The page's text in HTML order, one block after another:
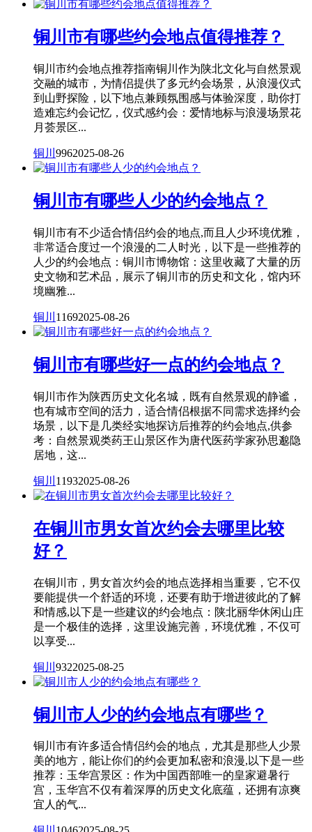
铜川市有哪些约会地点值得推荐？
铜川市约会地点推荐指南铜川作为陕北文化与自然景观
交融的城市，为情侣提供了多元约会场景，从浪漫仪式
到山野探险，以下地点兼顾氛围感与体验深度，助你打
造难忘约会记忆，仪式感约会：爱情地标与浪漫场景花
月荟景区...
铜川 9962025-08-26
铜川市有哪些人少的约会地点？
铜川市有不少适合情侣约会的地点,而且人少环境优雅，
非常适合度过一个浪漫的二人时光，以下是一些推荐的
人少的约会地点：铜川市博物馆：这里收藏了大量的历
史文物和艺术品，展示了铜川市的历史和文化，馆内环
境幽雅...
铜川 11692025-08-26
铜川市有哪些好一点的约会地点？
铜川市作为陕西历史文化名城，既有自然景观的静谧，
也有城市空间的活力，适合情侣根据不同需求选择约会
场景，以下是几类经实地探访后推荐的约会地点,供参
考：自然景观类药王山景区作为唐代医药学家孙思邈隐
居地，这...
铜川 11932025-08-26
在铜川市男女首次约会去哪里比较
好？
在铜川市，男女首次约会的地点选择相当重要，它不仅
要能提供一个舒适的环境，还要有助于增进彼此的了解
和情感,以下是一些建议的约会地点：陕北丽华休闲山庄
是一个极佳的选择，这里设施完善，环境优雅，不仅可
以享受...
铜川 9322025-08-25
铜川市人少的约会地点有哪些？
铜川市有许多适合情侣约会的地点，尤其是那些人少景
美的地方，能让你们的约会更加私密和浪漫,以下是一些
推荐：玉华宫景区：作为中国西部唯一的皇家避暑行
宫，玉华宫不仅有着深厚的历史文化底蕴，还拥有凉爽
宜人的气...